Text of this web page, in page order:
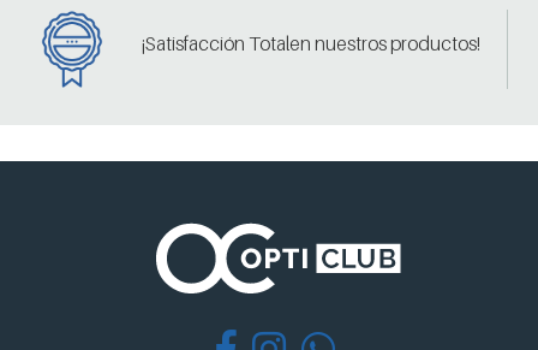
¡Satisfacción Totalen nuestros productos!